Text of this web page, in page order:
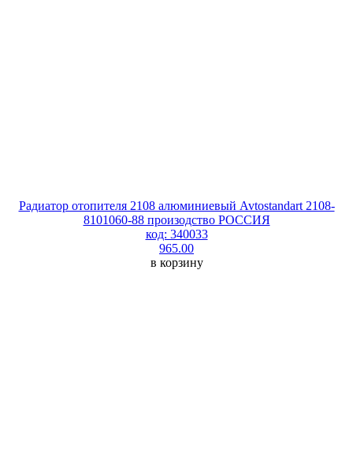
Радиатор отопителя 2108 алюминиевый Avtostandart 2108-
8101060-88 произодство РОССИЯ
код: 340033
965.00
в корзину